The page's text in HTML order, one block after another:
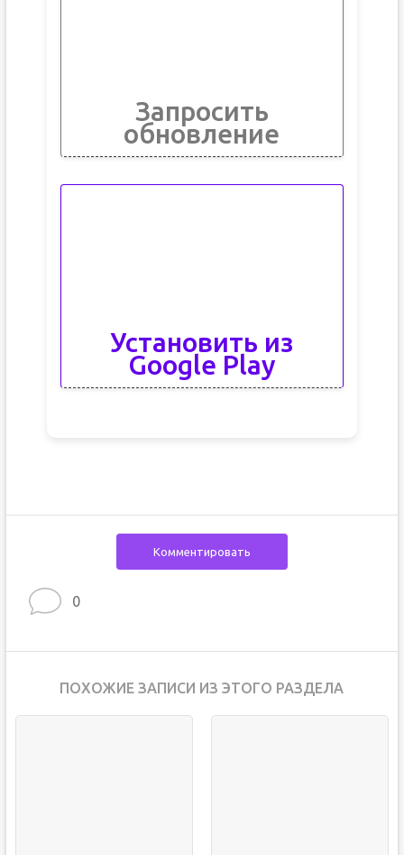
Запросить
обновление
Установить из
Google Play
Комментировать
0
ПОХОЖИЕ ЗАПИСИ ИЗ ЭТОГО РАЗДЕЛА